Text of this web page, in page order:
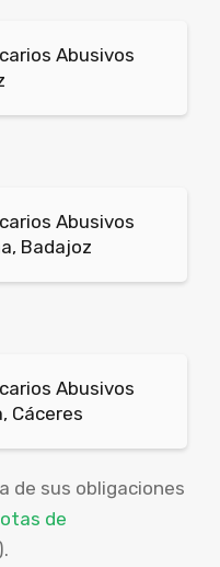
Abusivos
Abusivos
Badajoz
Abusivos
Cáceres
de sus obligaciones
de